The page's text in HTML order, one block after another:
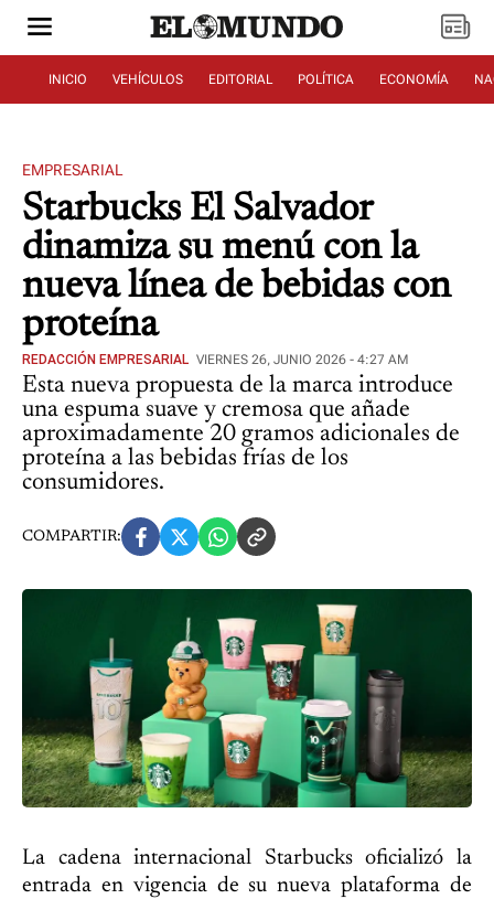
INICIO VEHÍCULOS EDITORIAL POLÍTICA ECONOMÍA
EMPRESARIAL
Starbucks El Salvador
dinamiza su menú con la
nueva línea de bebidas con
proteína
REDACCIÓN EMPRESARIAL VIERNES 26, JUNIO 2026 - 4:27 AM
Esta nueva propuesta de la marca introduce
una espuma suave y cremosa que añade
aproximadamente 20 gramos adicionales de
proteína a las bebidas frías de los
consumidores.
COMPARTIR:
La cadena internacional Starbucks oficializó la
entrada en vigencia de su nueva plataforma de